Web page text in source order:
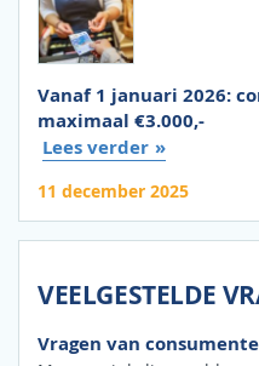
Vanaf 1 januari 2026:
maximaal €3.000,-
Lees verder
11 december 2025
VEELGESTELDE
Vragen van